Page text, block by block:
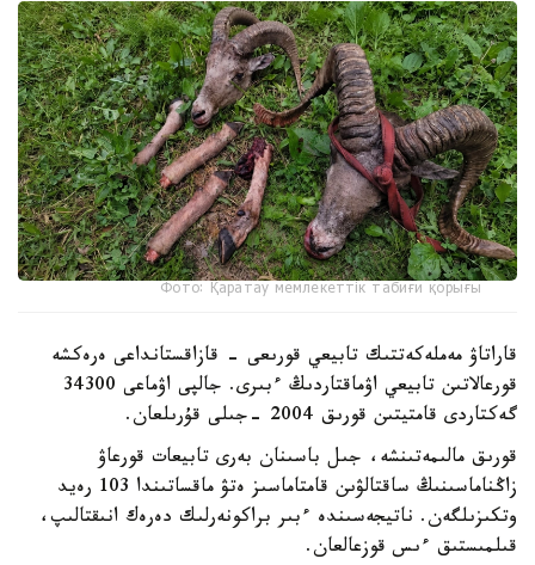
Фото: Қаратау мемлекеттік табиғи қорығы
قاراتاۋ مەملەكەتتىك تابيعي قورىعى - قازاقستانداعى ەرەكشە
قورعالاتىن تابيعي اۋماقتاردىڭ ءبىرى. جالپى اۋماعى 34300
گەكتاردى قامتيتىن قورىق 2004 -جىلى قۇرىلعان.
قورىق مالىمەتىنشە، جىل باسىنان بەرى تابيعات قورعاۋ
زاڭناماسىنىڭ ساقتالۋىن قامتاماسىز ەتۋ ماقساتىندا 103 رەيد
وتكىزىلگەن. ناتيجەسىندە ءبىر براكونەرلىك دەرەك انىقتالىپ،
قىلمىستىق ءىس قوزعالعان.